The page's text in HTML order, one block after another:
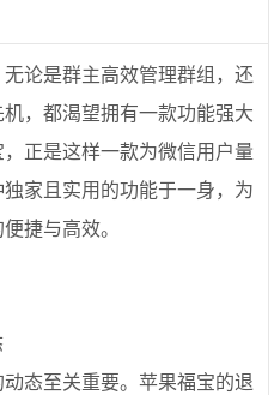
论是群主高效管理群组，还
，都渴望拥有一款功能强大
正是这样一款为微信用户量
家且实用的功能于一身，为
捷与高效。
态至关重要。苹果福宝的退